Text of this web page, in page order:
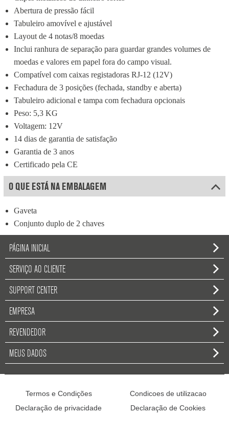
Abertura de pressão fácil
Tabuleiro amovível e ajustável
Layout de 4 notas/8 moedas
Inclui ranhura de separação para guardar grandes volumes de
moedas e valores em papel fora do campo visual.
Compatível com caixas registadoras RJ-12 (12V)
Fechadura de 3 posições (fechada, standby e aberta)
Tabuleiro adicional e tampa com fechadura opcionais
Peso: 5,3 KG
Voltagem: 12V
14 dias de garantia de satisfação
Garantia de 3 anos
Certificado pela CE
O QUE ESTÁ NA EMBALAGEM
Gaveta
Conjunto duplo de 2 chaves
PÁGINA INICIAL
SERVIÇO AO CLIENTE
SUPPORT CENTER
EMPRESA
REVENDEDOR
MEUS DADOS
Termos e Condições
Condicoes de utilizacao
Declaração de privacidade
Declaração de Cookies